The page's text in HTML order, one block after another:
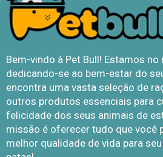
Bem-vindo à Pet Bull! Estamos
dedicando-se ao bem-estar do
encontra uma vasta seleção de
outros produtos essenciais para
felicidade dos seus animais de
missão é oferecer tudo que você
melhor qualidade de vida para